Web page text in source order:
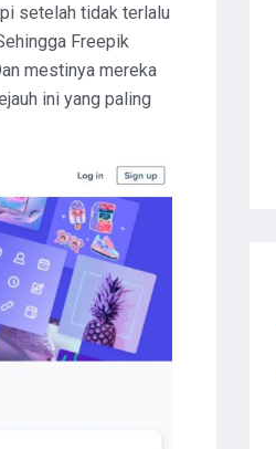
setelah tidak terlalu
Freepik
mestinya mereka
ini yang paling